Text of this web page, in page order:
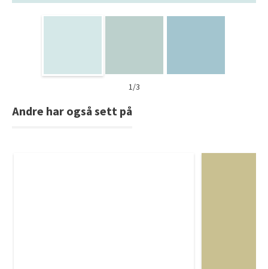
1/3
Andre har også sett på